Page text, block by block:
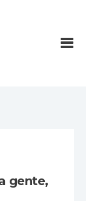
gente,